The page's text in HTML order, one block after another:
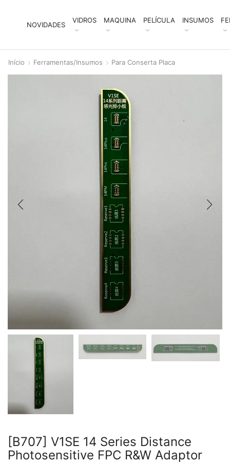
NOVIDADES
VIDROS MAQUINA PELÍCULA INSUMOS
Início Ferramentas/Insumos Para Conserta Placa
[B707] V1SE 14 Series Distance
Photosensitive FPC R&W Adaptor